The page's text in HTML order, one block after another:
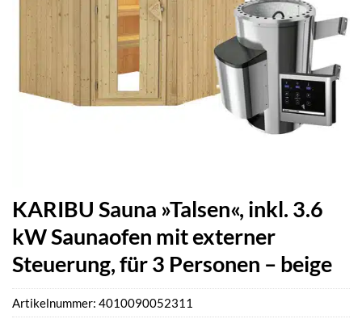
KARIBU Sauna »Talsen«, inkl. 3.6
kW Saunaofen mit externer
Steuerung, für 3 Personen – beige
Artikelnummer: 4010090052311